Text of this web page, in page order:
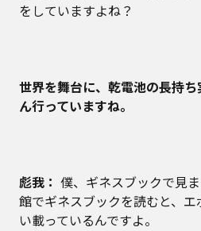
をしていますよね？
――世界を舞台に、乾電池の長持
ん行っていますね。
彪我： 僕、ギネスブックで見
館でギネスブックを読むと、
い載っているんですよ。